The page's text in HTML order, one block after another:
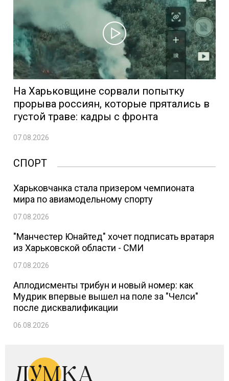
На Харьковщине сорвали попытку
прорыва россиян, которые прятались в
густой траве: кадры с фронта
07.08.2026
СПОРТ
Харьковчанка стала призером чемпионата
мира по авиамодельному спорту
07.08.2026
"Манчестер Юнайтед" хочет подписать вратаря
из Харьковской области - СМИ
07.08.2026
Аплодисменты трибун и новый номер: как
Мудрик впервые вышел на поле за "Челси"
после дисквалификации
06.08.2026